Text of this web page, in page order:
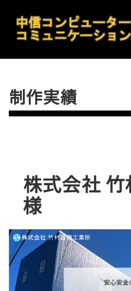
制作実績
株式会社
様